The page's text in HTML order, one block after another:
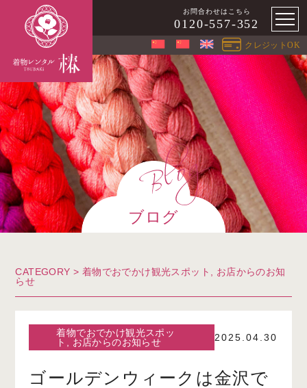
お問合わせはこちら
0120-557-352
クレジットOK
ブログ
CATEGORY > 着物でおでかけ観光スポット
お店からのお知
らせ
着物でおでかけ観光スポッ
ト
お店からのお知らせ 2025.04.30
ゴールデンウィークは金沢で